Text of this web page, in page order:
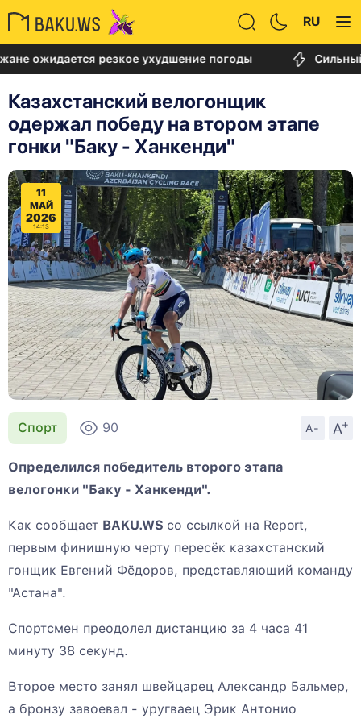
RU
резкое ухудшение погоды Сильный
Казахстанский велогонщик
одержал победу на втором этапе
гонки "Баку - Ханкенди"
11
МАЙ
2026
14:13
Спорт 90 A- A
+
Определился победитель второго этапа
велогонки "Баку - Ханкенди".
Как сообщает BAKU.WS со ссылкой на Report,
первым финишную черту пересёк казахстанский
гонщик Евгений Фёдоров, представляющий команду
"Астана".
Спортсмен преодолел дистанцию за 4 часа 41
минуту 38 секунд.
Второе место занял швейцарец Александр Бальмер,
а бронзу завоевал - уругваец Эрик Антонио